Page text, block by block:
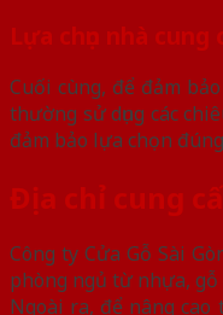
Lựa chọn nhà
Cuối cùng, để đảm
thường sử dụng các
đảm bảo lựa chọn
Địa chỉ cung
Công ty Cửa Gỗ Sài
phòng ngủ từ nhựa, gỗ
Ngoài ra, để nâng